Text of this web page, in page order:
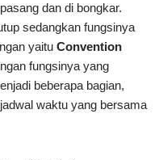
dan di bongkar.
sedangkan fungsinya
yaitu Convention
fungsinya yang
beberapa bagian,
waktu yang bersama